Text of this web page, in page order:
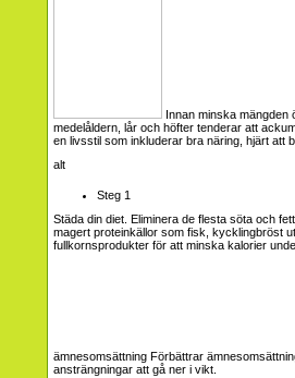
Innan minska mängden
medelåldern, lår och höfter tenderar att
en livsstil som inkluderar bra näring, hjärt att
Steg 1
Städa din diet. Eliminera de flesta söta och
magert proteinkällor som fisk, kycklingbröst
fullkornsprodukter för att minska kalorier
ämnesomsättning Förbättrar
ansträngningar att gå ner i vikt.